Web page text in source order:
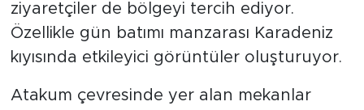
ziyaretçiler de bölgeyi tercih ediyor.
Özellikle gün batımı manzarası Karadeniz
kıyısında etkileyici görüntüler oluşturuyor.
Atakum çevresinde yer alan mekanlar